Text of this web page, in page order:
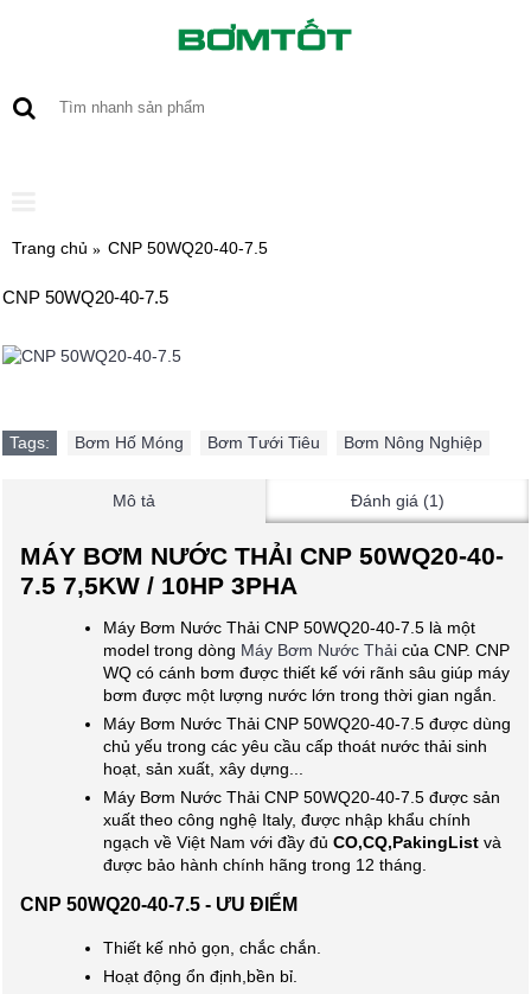
Trang chủ CNP 50WQ20-40-7.5
CNP 50WQ20-40-7.5
Tags: Bơm Hố Móng Bơm Tưới Tiêu Bơm Nông Nghiệp
Mô tả Đánh giá (1)
MÁY BƠM NƯỚC THẢI CNP 50WQ20-40-
7.5 7,5KW / 10HP 3PHA
Máy Bơm Nước Thải CNP 50WQ20-40-7.5 là một
model trong dòng Máy Bơm Nước Thải của CNP. CNP
WQ có cánh bơm được thiết kế với rãnh sâu giúp máy
bơm được một lượng nước lớn trong thời gian ngắn.
Máy Bơm Nước Thải CNP 50WQ20-40-7.5 được dùng
chủ yếu trong các yêu cầu cấp thoát nước thải sinh
hoạt, sản xuất, xây dựng...
Máy Bơm Nước Thải CNP 50WQ20-40-7.5 được sản
xuất theo công nghệ Italy, được nhập khẩu chính
ngạch về Việt Nam với đầy đủ CO,CQ,PakingList và
được bảo hành chính hãng trong 12 tháng.
CNP 50WQ20-40-7.5 - ƯU ĐIỂM
Thiết kế nhỏ gọn, chắc chắn.
Hoạt động ổn định,bền bỉ.